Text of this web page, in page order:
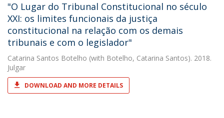
"O Lugar do Tribunal Constitucional no século
XXI: os limites funcionais da justiça
constitucional na relação com os demais
tribunais e com o legislador"
Catarina Santos Botelho (with Botelho, Catarina Santos). 2018.
Julgar
DOWNLOAD AND MORE DETAILS